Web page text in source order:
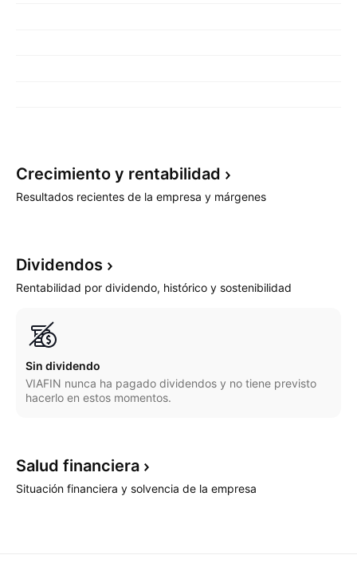
Crecimiento y rentabilidad
Resultados recientes de la empresa y márgenes
Dividendos
Rentabilidad por dividendo, histórico y sostenibilidad
Sin dividendo
VIAFIN nunca ha pagado dividendos y no tiene previsto
hacerlo en estos momentos.
Salud financiera
Situación financiera y solvencia de la empresa